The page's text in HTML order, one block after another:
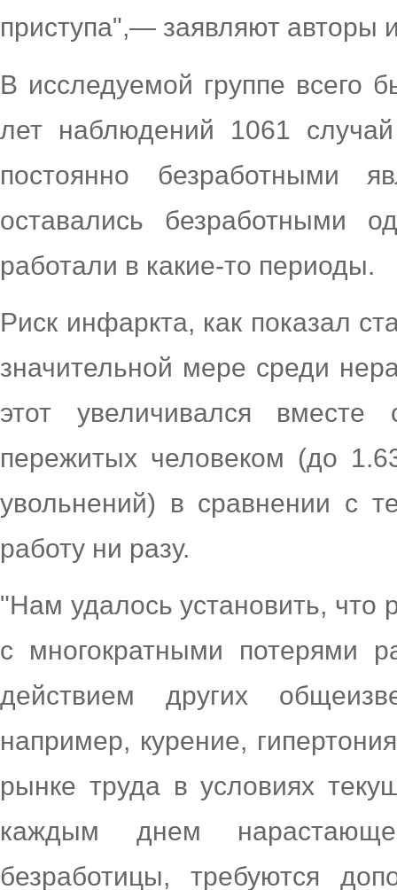
приступа",— заявляют авторы
В исследуемой группе всего
лет наблюдений 1061
постоянно безработными
оставались
работали в какие-то периоды.
Риск инфаркта, как показал
значительной мере среди
этот увеличивался
пережитых человеком (до
увольнений) в сравнении с
работу ни разу.
"Нам удалось установить, что
с многократными потерями
действием других
например, курение,
рынке труда в условиях
каждым днем
безработицы, требуются